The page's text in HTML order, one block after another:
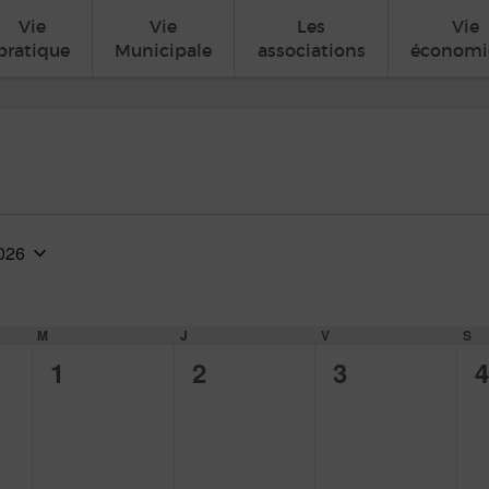
Vie
Vie
Municipale
Les
associations
Vie
M J V S
0
1
0
2
0
3
0
4